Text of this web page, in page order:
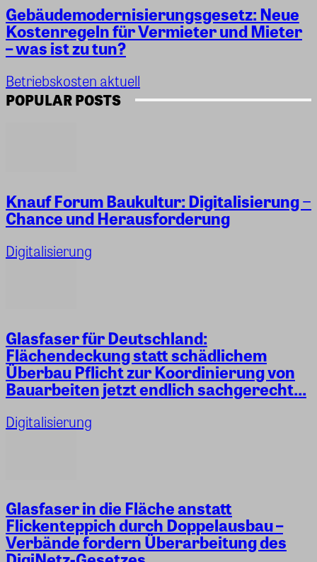
Gebäudemodernisierungsgesetz: Neue
Kostenregeln für Vermieter und Mieter
– was ist zu tun?
Betriebskosten aktuell
POPULAR POSTS
Knauf Forum Baukultur: Digitalisierung −
Chance und Herausforderung
Digitalisierung
Glasfaser für Deutschland:
Flächendeckung statt schädlichem
Überbau Pflicht zur Koordinierung von
Bauarbeiten jetzt endlich sachgerecht...
Digitalisierung
Glasfaser in die Fläche anstatt
Flickenteppich durch Doppelausbau –
Verbände fordern Überarbeitung des